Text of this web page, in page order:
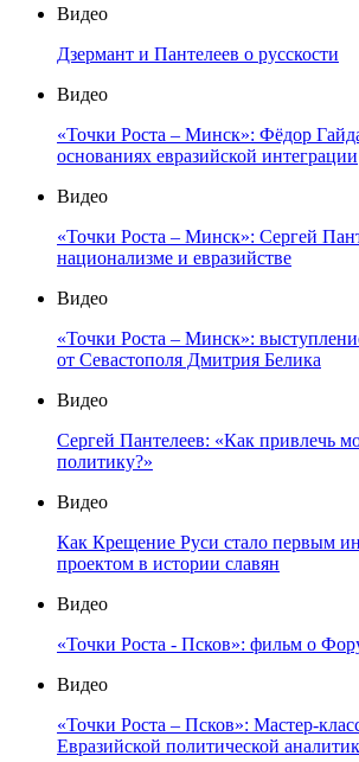
Видео
Дзермант и Пантелеев о русскости
Видео
«Точки Роста – Минск»: Фёдор
основаниях евразийской интеграции
Видео
«Точки Роста – Минск»: Сергей
национализме и евразийстве
Видео
«Точки Роста – Минск»:
от Севастополя Дмитрия Белика
Видео
Сергей Пантелеев: «Как привлечь
политику?»
Видео
Как Крещение Руси стало первым
проектом в истории славян
Видео
«Точки Роста - Псков»: фильм о
Видео
«Точки Роста – Псков»: Мастер-
Евразийской политической